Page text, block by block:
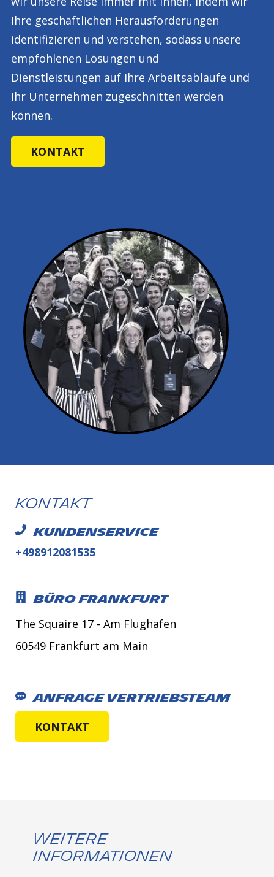
Ihre geschäftlichen Herausforderungen
identifizieren und verstehen, sodass unsere
empfohlenen Lösungen und
Dienstleistungen auf Ihre Arbeitsabläufe und
Ihr Unternehmen zugeschnitten werden
können.
KONTAKT
Kontakt
Kundenservice
+498912081535
Büro Frankfurt
The Squaire 17 - Am Flughafen
60549 Frankfurt am Main
Anfrage Vertriebsteam
KONTAKT
Weitere
Informationen